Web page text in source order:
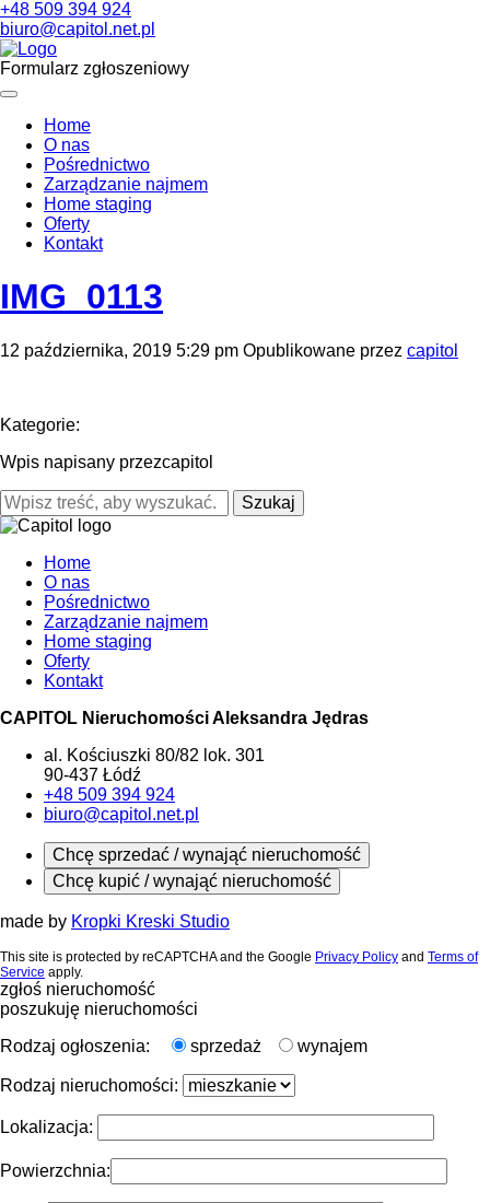
+48 509 394 924
biuro@capitol.net.pl
Formularz zgłoszeniowy
Home
O nas
Pośrednictwo
Zarządzanie najmem
Home staging
Oferty
Kontakt
IMG_0113
12 października, 2019 5:29 pm Opublikowane przez capitol
Kategorie:
Wpis napisany przezcapitol
Szukaj
Home
O nas
Pośrednictwo
Zarządzanie najmem
Home staging
Oferty
Kontakt
CAPITOL Nieruchomości Aleksandra Jędras
al. Kościuszki 80/82 lok. 301
90-437 Łódź
+48 509 394 924
biuro@capitol.net.pl
Chcę sprzedać / wynająć nieruchomość
Chcę kupić / wynająć nieruchomość
made by Kropki Kreski Studio
This site is protected by reCAPTCHA and the Google Privacy Policy and Terms of
Service apply.
zgłoś nieruchomość
poszukuję nieruchomości
Rodzaj ogłoszenia:
sprzedaż wynajem
Rodzaj nieruchomości:
Lokalizacja:
Powierzchnia: